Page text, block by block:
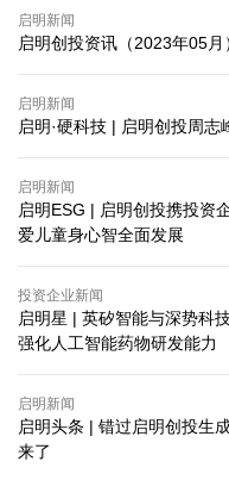
启明新闻
启明创投资讯（2023年05月
启明新闻
启明·硬科技 | 启明创投周
启明新闻
启明ESG | 启明创投携投资
爱儿童身心智全面发展
投资企业新闻
启明星 | 英矽智能与深势科
强化人工智能药物研发能力
启明新闻
启明头条 | 错过启明创投生
来了